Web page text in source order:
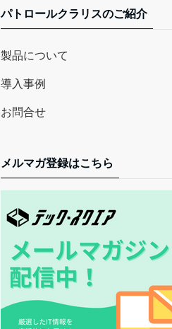
パトロールクラリスのご紹介
製品について
導入事例
お問合せ
メルマガ登録はこちら